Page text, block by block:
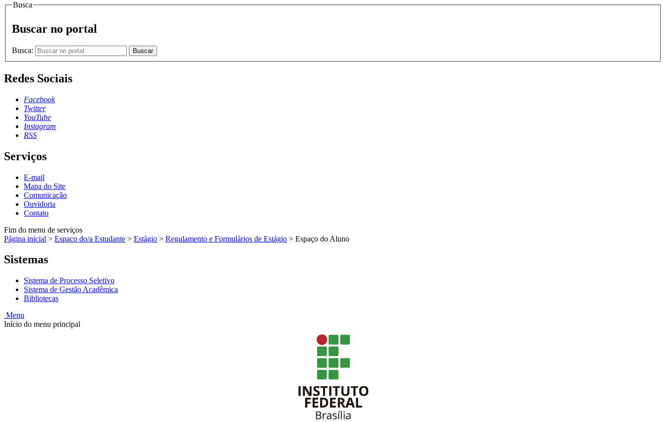
Busca
Buscar no portal
Busca: Buscar
Redes Sociais
Facebook
Twitter
YouTube
Instagram
RSS
Serviços
E-mail
Mapa do Site
Comunicação
Ouvidoria
Contato
Fim do menu de serviços
Página inicial > Espaço do/a Estudante > Estágio > Regulamento e Formulários de Estágio > Espaço do Aluno
Sistemas
Sistema de Processo Seletivo
Sistema de Gestão Acadêmica
Bibliotecas
Menu
Início do menu principal